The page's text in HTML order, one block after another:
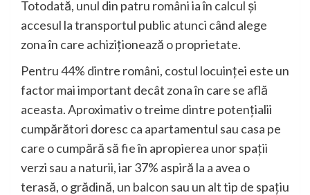
Totodată, unul din patru români ia în calcul și
accesul la transportul public atunci când alege
zona în care achiziționează o proprietate.
Pentru 44% dintre români, costul locuinței este un
factor mai important decât zona în care se află
aceasta. Aproximativ o treime dintre potențialii
cumpărători doresc ca apartamentul sau casa pe
care o cumpără să fie în apropierea unor spații
verzi sau a naturii, iar 37% aspiră la a avea o
terasă, o grădină, un balcon sau un alt tip de spațiu